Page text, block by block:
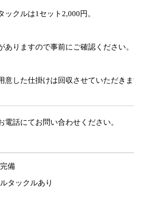
ックルは1セット2,000円。
ありますので事前にご確認ください。
意した仕掛けは回収させていただきます
電話にてお問い合わせください。
備
タックルあり